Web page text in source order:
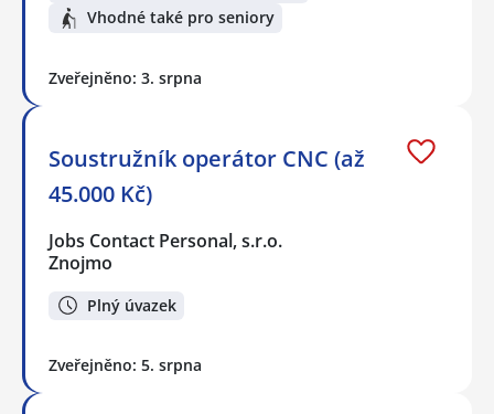
Vhodné také pro seniory
Zveřejněno: 3. srpna
Soustružník operátor CNC (až
45.000 Kč)
Jobs Contact Personal, s.r.o.
Znojmo
Plný úvazek
Zveřejněno: 5. srpna